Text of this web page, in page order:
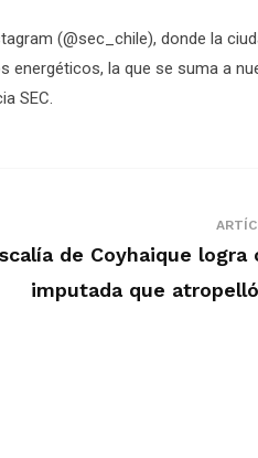
(@sec_chile), donde la
energéticos, la que se suma a
SEC.
de Coyhaique logra
imputada que